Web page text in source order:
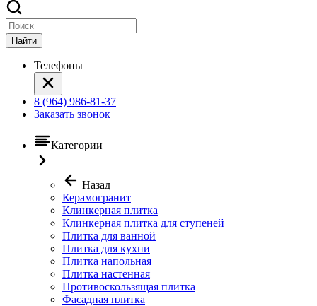
Найти
Телефоны
8 (964) 986-81-37
Заказать звонок
Категории
Назад
Керамогранит
Клинкерная плитка
Клинкерная плитка для ступеней
Плитка для ванной
Плитка для кухни
Плитка напольная
Плитка настенная
Противоскользящая плитка
Фасадная плитка